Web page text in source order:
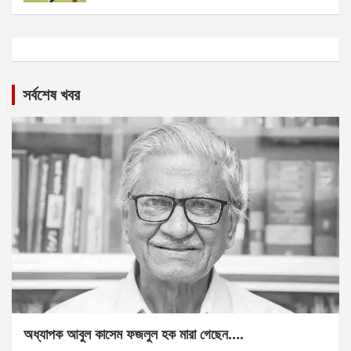
সর্বশেষ খবর
অধ্যাপক আবুল কাসেম ফজলুল হক মারা গেছেন….